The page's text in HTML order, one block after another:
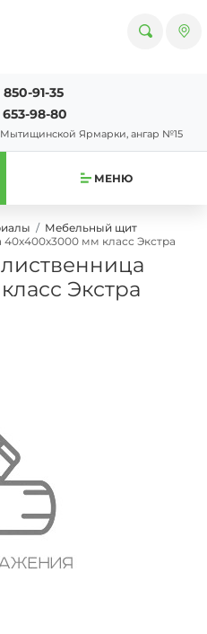
91-35
98-80
Ярмарки, ангар №15
МЕНЮ
Мебельный щит
мм класс Экстра
Экстра